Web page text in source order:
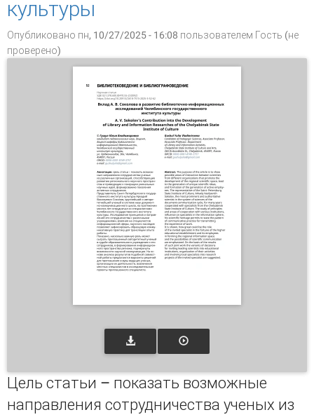
культуры
Опубликовано пн, 10/27/2025 - 16:08 пользователем Гость (не
проверено)
Цель статьи – показать возможные
направления сотрудничества ученых из